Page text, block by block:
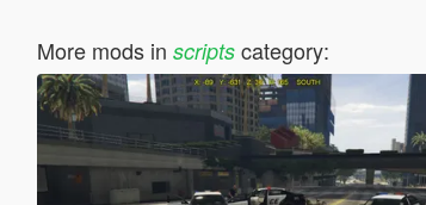
More mods in scriptscategory: